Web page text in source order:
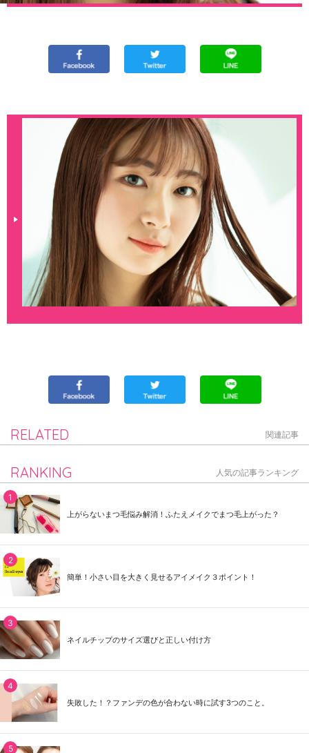
RELATED 関連記事
RANKING 人気の記事ランキング
上がらないまつ毛悩み解消！ふたえメイクでまつ毛上がった？
簡単！小さい目を大きく見せるアイメイク３ポイント！
ネイルチップのサイズ選びと正しい付け方
失敗した！？ファンデの色が合わない時に試す3つのこと。